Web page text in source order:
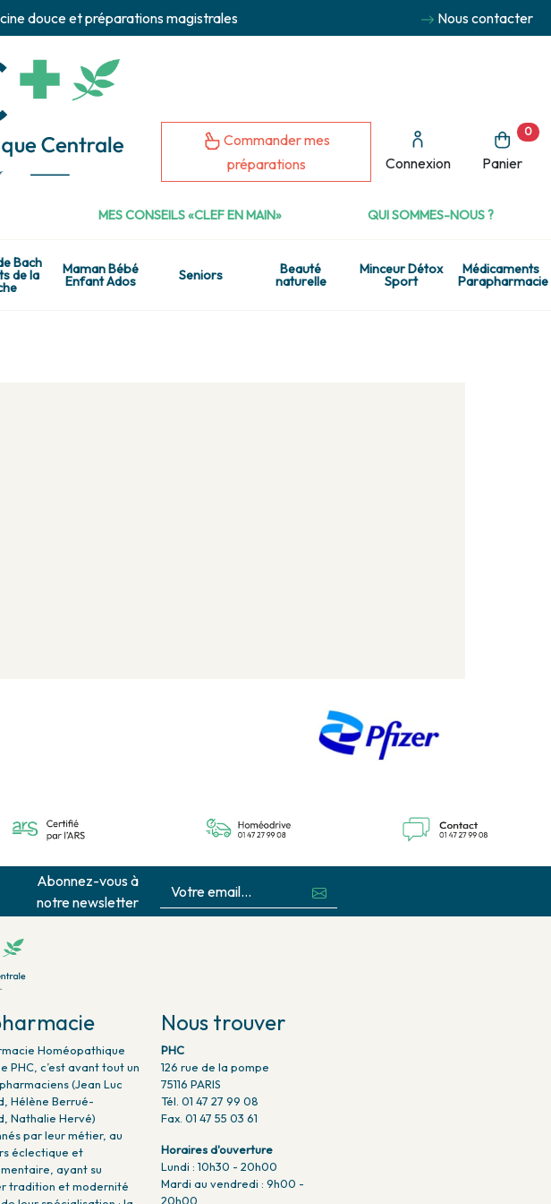
douce et préparations magistrales Nous contacter
Commander mes
préparations
Connexion Panier
0
MES CONSEILS «CLEF EN MAIN» QUI SOMMES-NOUS ?
Bach
de la Maman Bébé
Enfant Ados Seniors Beauté
naturelle
Minceur Détox
Sport
Médicaments
Parapharmacie
Abonnez-vous à
notre newsletter
Homéopathique
PHC, c’est avant tout un
(Jean Luc
Hélène Berrué-
Nathalie Hervé)
par leur métier, au
éclectique et
ayant su
tradition et modernité
Nous trouver
PHC
126 rue de la pompe
75116 PARIS
Tél. 01 47 27 99 08
Fax. 01 47 55 03 61
Horaires d'ouverture
Lundi : 10h30 - 20h00
Mardi au vendredi : 9h00 -
20h00